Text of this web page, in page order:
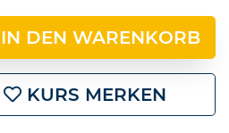
IN DEN WARENKORB
KURS MERKEN